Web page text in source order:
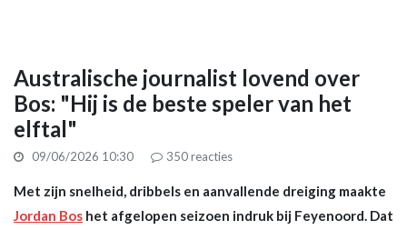
Australische journalist lovend over
Bos: "Hij is de beste speler van het
elftal"
09/06/2026 10:30 350reacties
Met zijn snelheid, dribbels en aanvallende dreiging maakte
Jordan Bos het afgelopen seizoen indruk bij Feyenoord. Dat